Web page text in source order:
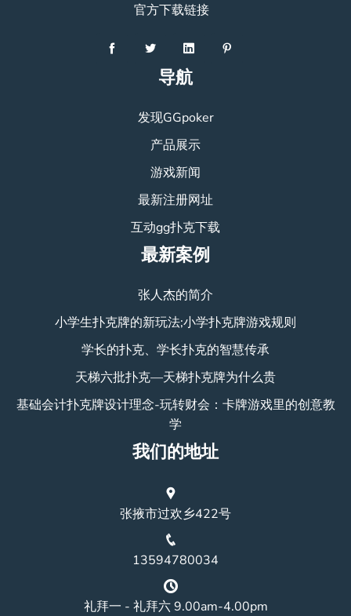
官方下载链接
导航
发现GGpoker
产品展示
游戏新闻
最新注册网址
互动gg扑克下载
最新案例
张人杰的简介
小学生扑克牌的新玩法;小学扑克牌游戏规则
学长的扑克、学长扑克的智慧传承
天梯六批扑克—天梯扑克牌为什么贵
基础会计扑克牌设计理念-玩转财会：卡牌游戏里的创意教
学
我们的地址
张掖市过欢乡422号
13594780034
礼拜一 - 礼拜六 9.00am-4.00pm